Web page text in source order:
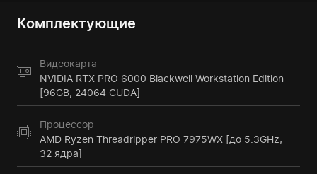
Комплектующие
Видеокарта
NVIDIA RTX PRO 6000 Blackwell Workstation Edition
[96GB, 24064 CUDA]
Процессор
AMD Ryzen Threadripper PRO 7975WX [до 5.3GHz,
32 ядра]